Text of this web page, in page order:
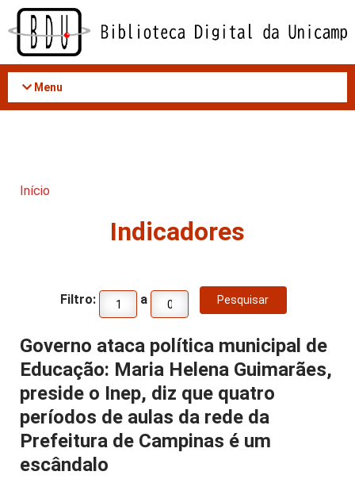
Acessar
conteúdo
Menu
Início
Indicadores
Filtro: a
Governo ataca política municipal de
Educação: Maria Helena Guimarães,
preside o Inep, diz que quatro
períodos de aulas da rede da
Prefeitura de Campinas é um
escândalo